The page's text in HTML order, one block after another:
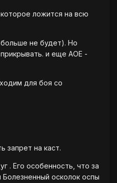
ложится на всю
не будет). Но
и еще АОЕ -
для боя со
запрет на каст.
. Его особенность, что за
осколок оспы